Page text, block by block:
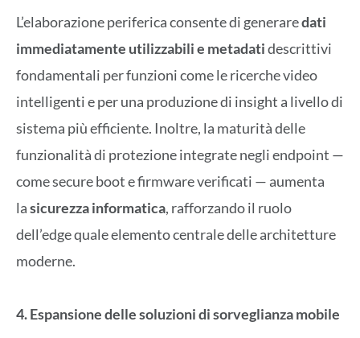
L’elaborazione periferica consente di generaredati
immediatamente utilizzabili e metadatidescrittivi
fondamentali per funzioni come le ricerche video
intelligenti e per una produzione di insight a livello di
sistema più efficiente. Inoltre, la maturità delle
funzionalità di protezione integrate negli endpoint —
come secure boot e firmware verificati — aumenta
lasicurezza informatica, rafforzando il ruolo
dell’edge quale elemento centrale delle architetture
moderne.
4. Espansione delle soluzioni di sorveglianza mobile